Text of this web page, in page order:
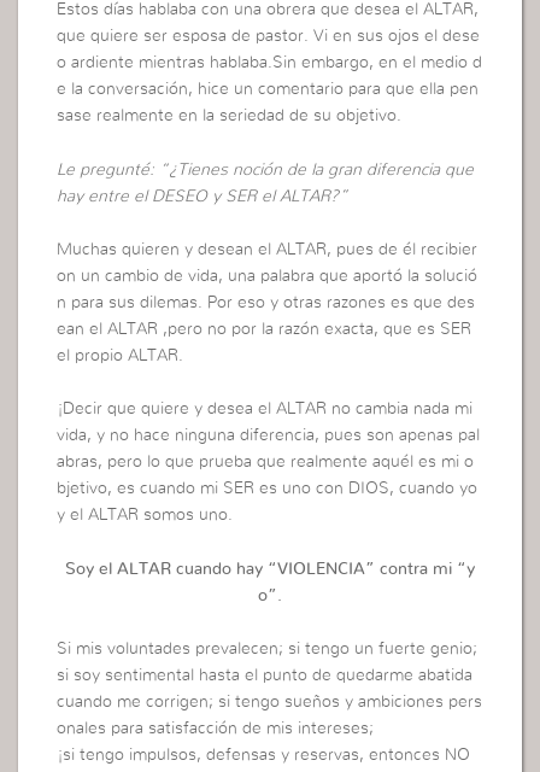
Estos días hablaba con una obrera que desea el ALTAR,
que quiere ser esposa de pastor. Vi en sus ojos el dese
o ardiente mientras hablaba.Sin embargo, en el medio d
e la conversación, hice un comentario para que ella pen
sase realmente en la seriedad de su objetivo.
Le pregunté: “¿Tienes noción de la gran diferencia que
hay entre el DESEO y SER el ALTAR?”
Muchas quieren y desean el ALTAR, pues de él recibier
on un cambio de vida, una palabra que aportó la solució
n para sus dilemas. Por eso y otras razones es que des
ean el ALTAR ,pero no por la razón exacta, que es SER
el propio ALTAR.
¡Decir que quiere y desea el ALTAR no cambia nada mi
vida, y no hace ninguna diferencia, pues son apenas pal
abras, pero lo que prueba que realmente aquél es mi o
bjetivo, es cuando mi SER es uno con DIOS, cuando yo
y el ALTAR somos uno.
Soy el ALTAR cuando hay “VIOLENCIA” contra mi “y
o”.
Si mis voluntades prevalecen; si tengo un fuerte genio;
si soy sentimental hasta el punto de quedarme abatida
cuando me corrigen; si tengo sueños y ambiciones pers
onales para satisfacción de mis intereses;
¡si tengo impulsos, defensas y reservas, entonces NO